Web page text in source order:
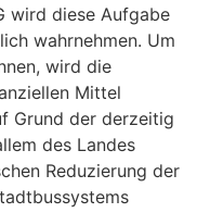
wird diese Aufgabe
wahrnehmen. Um
wird die
Mittel
Grund der derzeitig
des Landes
Reduzierung der